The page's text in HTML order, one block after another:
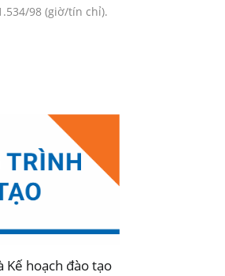
98 (giờ/tín chỉ).
Kế hoạch đào tạo